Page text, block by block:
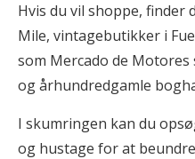
Hvis du vil shoppe, finder
Mile, vintagebutikker i
som Mercado de
og århundredgamle
I skumringen kan du
og hustage for at